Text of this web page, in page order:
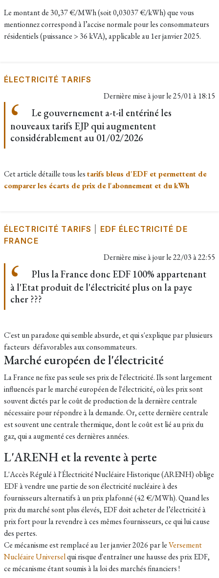
Le montant de 30,37 €/MWh (soit 0,03037 €/kWh) que vous
mentionnez correspond à l’accise normale pour les consommateurs
résidentiels (puissance > 36 kVA), applicable au 1er janvier 2025.
ÉLECTRICITÉ TARIFS
Dernière mise à jour le25/01 à 18:15
Le gouvernement a-t-il entériné les
nouveaux tarifs EJP qui augmentent
considérablement au 01/02/2026
Cet article détaille tous lestarifs bleus d'EDF et permettent de
comparer les écarts de prix de l'abonnement et du kWh
ÉLECTRICITÉ TARIFS
EDF ÉLECTRICITÉ DE
FRANCE
Dernière mise à jour le22/03 à 22:55
Plus la France donc EDF 100% appartenant
à l'Etat produit de l'électricité plus on la paye
cher ???
C'est un paradoxe qui semble absurde, et qui s'explique par plusieurs
facteurs défavorables aux consommateurs.
Marché européen de l'électricité
La France ne fixe pas seule ses prix de l'électricité. Ils sont largement
influencés par le marché européen de l'électricité, où les prix sont
souvent dictés par le coût de production de la dernière centrale
nécessaire pour répondre à la demande. Or, cette dernière centrale
est souvent une centrale thermique, dont le coût est lié au prix du
gaz, qui a augmenté ces dernières années.
L'ARENH et la revente à perte
L'Accès Régulé à l'Électricité Nucléaire Historique (ARENH) oblige
EDF à vendre une partie de son électricité nucléaire à des
fournisseurs alternatifs à un prix plafonné (42 €/MWh). Quand les
prix du marché sont plus élevés, EDF doit acheter de l’électricité à
prix fort pour la revendre à ces mêmes fournisseurs, ce qui lui cause
des pertes.
Ce mécanisme est remplacé au 1er janvier 2026 par leVersement
Nucléaire Universelqui risque d'entraîner une hausse des prix EDF,
ce mécanisme étant soumis à la loi des marchés financiers !